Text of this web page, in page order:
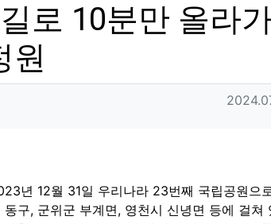
로 10분만 올라
원
작성일
년 12월 31일 우리나라 23번째 국립공원으
구, 군위군 부계면, 영천시 신녕면 등에 걸쳐